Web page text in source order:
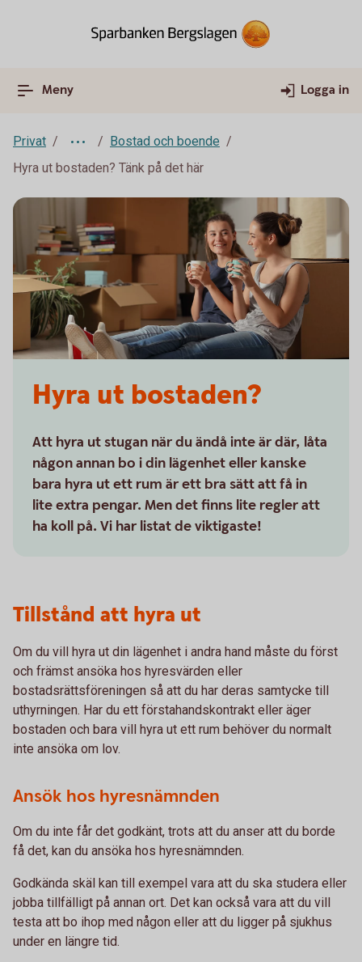
Meny Logga in
Privat
Bostad och boende
Hyra ut bostaden? Tänk på det här
Hyra ut bostaden?
Att hyra ut stugan när du ändå inte är där, låta
någon annan bo i din lägenhet eller kanske
bara hyra ut ett rum är ett bra sätt att få in
lite extra pengar. Men det finns lite regler att
ha koll på. Vi har listat de viktigaste!
Tillstånd att hyra ut
Om du vill hyra ut din lägenhet i andra hand måste du först
och främst ansöka hos hyresvärden eller
bostadsrättsföreningen så att du har deras samtycke till
uthyrningen. Har du ett förstahandskontrakt eller äger
bostaden och bara vill hyra ut ett rum behöver du normalt
inte ansöka om lov.
Ansök hos hyresnämnden
Om du inte får det godkänt, trots att du anser att du borde
få det, kan du ansöka hos hyresnämnden.
Godkända skäl kan till exempel vara att du ska studera eller
jobba tillfälligt på annan ort. Det kan också vara att du vill
testa att bo ihop med någon eller att du ligger på sjukhus
under en längre tid.